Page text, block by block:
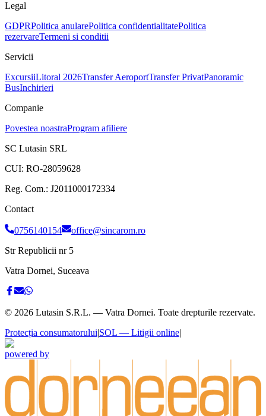
Legal
GDPRPolitica anularePolitica confidentialitatePolitica
rezervareTermeni si conditii
Servicii
ExcursiiLitoral 2026Transfer AeroportTransfer PrivatPanoramic
BusInchirieri
Companie
Povestea noastraProgram afiliere
SC Lutasin SRL
CUI: RO-28059628
Reg. Com.: J2011000172334
Contact
0756140154
office@sincarom.ro
Str Republicii nr 5
Vatra Dornei, Suceava
© 2026 Lutasin S.R.L. — Vatra Dornei. Toate drepturile rezervate.
Protecția consumatorului|SOL — Litigii online|
powered by